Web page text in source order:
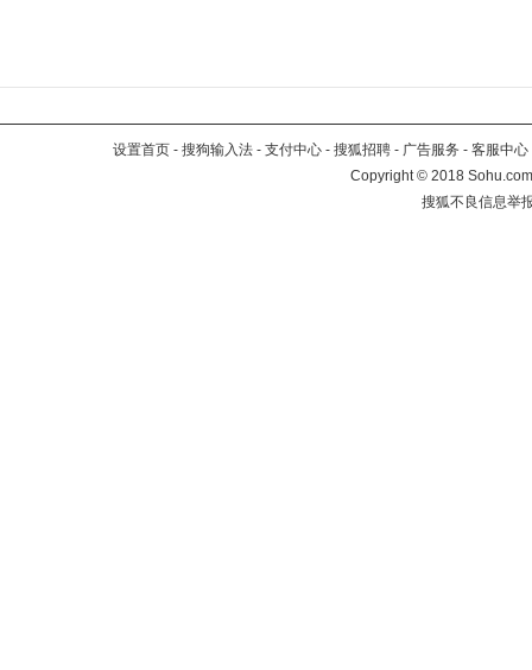
设置首页 - 搜狗输入法 - 支付中心 - 搜狐招聘 - 广告服务 - 客服中心
Copyright©2018
搜狐不良信息举